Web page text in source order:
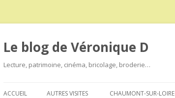
Le blog de Véronique D
Lecture, patrimoine, cinéma, bricolage, broderie…
ACCUEIL AUTRES VISITES CHAUMONT-SUR-LOIRE